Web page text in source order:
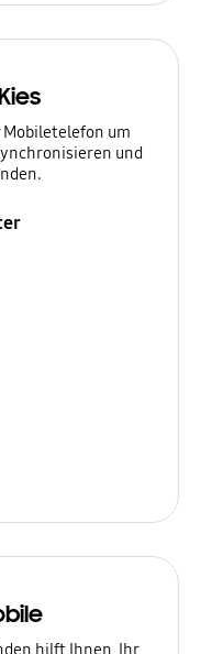
Mobiletelefon um
und
hilft Ihnen, Ihr